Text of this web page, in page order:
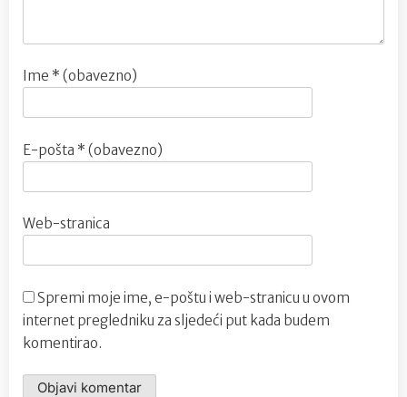
Ime * (obavezno)
E-pošta * (obavezno)
Web-stranica
Spremi moje ime, e-poštu i web-stranicu u ovom
internet pregledniku za sljedeći put kada budem
komentirao.